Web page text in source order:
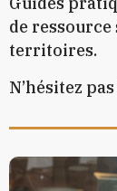
de
territoires.
N’hésitez